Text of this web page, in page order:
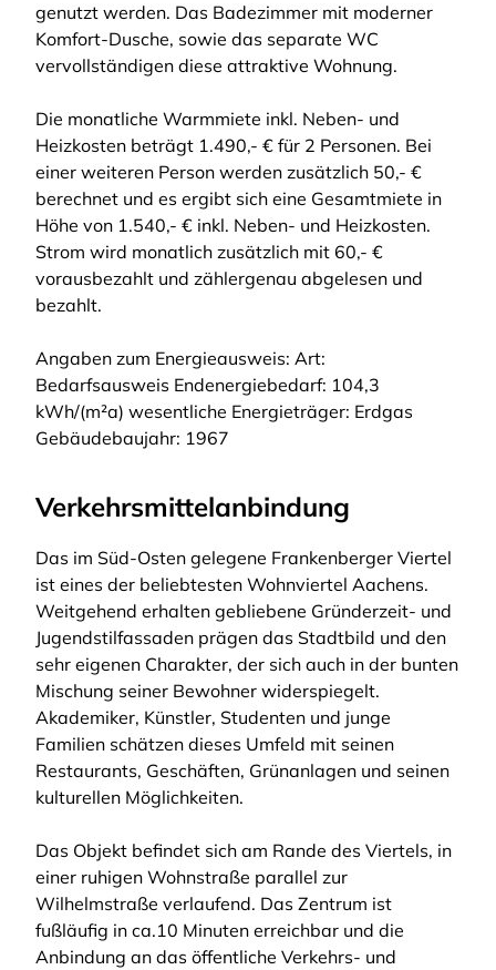
genutzt werden. Das Badezimmer mit moderner
Komfort-Dusche, sowie das separate WC
vervollständigen diese attraktive Wohnung.
Die monatliche Warmmiete inkl. Neben- und
Heizkosten beträgt 1.490,- € für 2 Personen. Bei
einer weiteren Person werden zusätzlich 50,- €
berechnet und es ergibt sich eine Gesamtmiete in
Höhe von 1.540,- € inkl. Neben- und Heizkosten.
Strom wird monatlich zusätzlich mit 60,- €
vorausbezahlt und zählergenau abgelesen und
bezahlt.
Angaben zum Energieausweis: Art:
Bedarfsausweis Endenergiebedarf: 104,3
kWh/(m²a) wesentliche Energieträger: Erdgas
Gebäudebaujahr: 1967
Verkehrsmittelanbindung
Das im Süd-Osten gelegene Frankenberger Viertel
ist eines der beliebtesten Wohnviertel Aachens.
Weitgehend erhalten gebliebene Gründerzeit- und
Jugendstilfassaden prägen das Stadtbild und den
sehr eigenen Charakter, der sich auch in der bunten
Mischung seiner Bewohner widerspiegelt.
Akademiker, Künstler, Studenten und junge
Familien schätzen dieses Umfeld mit seinen
Restaurants, Geschäften, Grünanlagen und seinen
kulturellen Möglichkeiten.
Das Objekt befindet sich am Rande des Viertels, in
einer ruhigen Wohnstraße parallel zur
Wilhelmstraße verlaufend. Das Zentrum ist
fußläufig in ca.10 Minuten erreichbar und die
Anbindung an das öffentliche Verkehrs- und